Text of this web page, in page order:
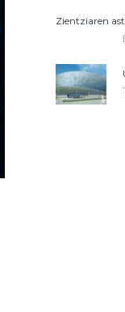
Zientziaren